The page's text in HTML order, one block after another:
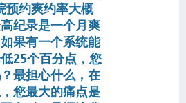
预约爽约率大概
纪录是一个月爽
果有一个系统能
25个百分点，您
最担心什么，在
您最大的痛点是